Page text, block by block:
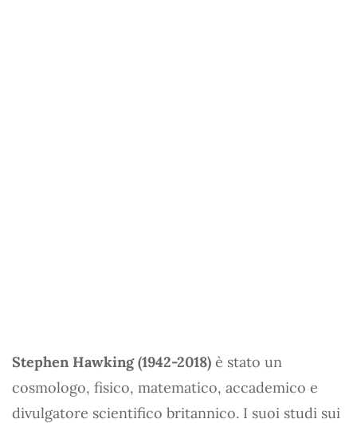
Stephen Hawking (1942-2018) è stato un
cosmologo, fisico, matematico, accademico e
divulgatore scientifico britannico. I suoi studi sui